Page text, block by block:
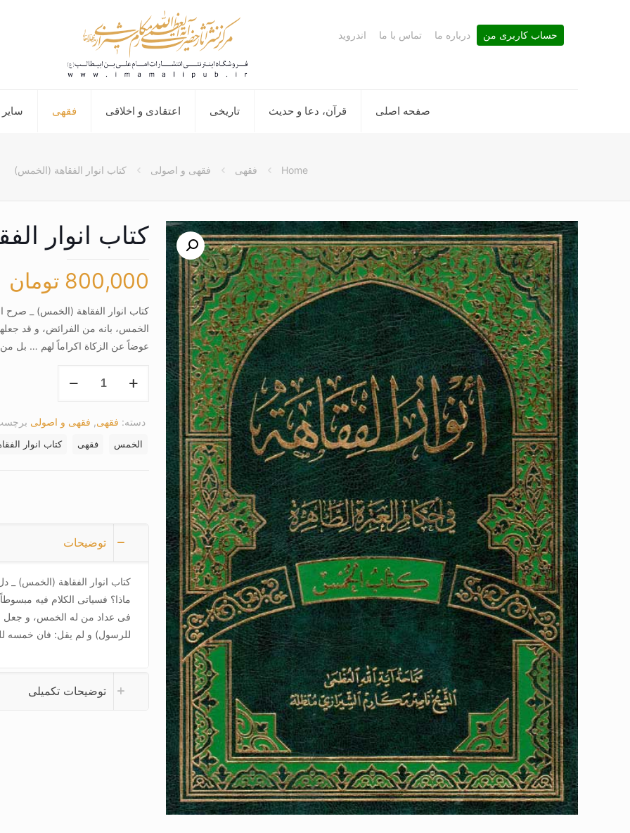
صفحه اصلی قرآن، دعا و حدیث تاریخی اعتقادی و اخلاقی فقهی
حساب کاربری من درباره ما تماس با ما اندروید
Home فقهی فقهی و اصولی کتاب انوار الفقاهة (الخمس)
کتاب انوار
800,000 تومان
کتاب انوار الفقاهة (الخمس) _ صرح
الخمس، بانه من الفرائض، و قد
عوضاً عن الزکاة اکراماً لهم … بل
انوار
(الخمس)
عدد
دسته: فقهی, فقهی و اصولی
الخمس فقهی کتاب انوار
توضیحات
کتاب انوار الفقاهة (الخمس) _
ماذا؟ فسیاتی الکلام فیه
فی عداد من له الخمس، و جعل
للرسول) و لم یقل: فان خمسه
توضیحات تکمیلی